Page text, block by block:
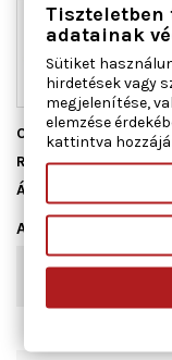
Cikkszám 01.2412
Raktáron1 db
Állapot
Adatlap
Kombinált kapcsoló
adatainak
Sütiket
hirdetések vagy
megjelenítése,
elemzése
kattintva